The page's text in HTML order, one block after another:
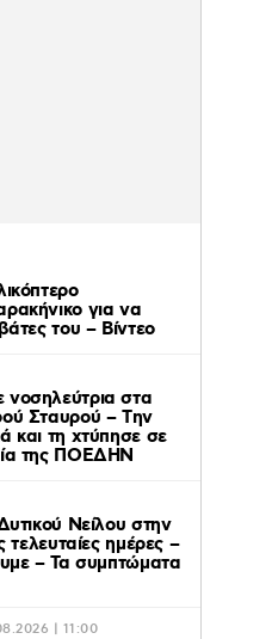
για να
του – Βίντεο
στα
Σταυρού – Tην
και τη χτύπησε σε
της ΠΟΕΔΗΝ
Νείλου στην
τελευταίες ημέρες –
– Τα συμπτώματα
| 11:00